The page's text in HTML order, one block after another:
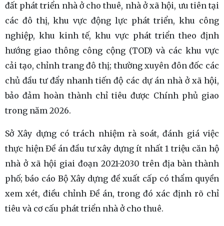
đất phát triển nhà ở cho thuê, nhà ở xã hội, ưu tiên tại
các đô thị, khu vực động lực phát triển, khu công
nghiệp, khu kinh tế, khu vực phát triển theo định
hướng giao thông công cộng (TOD) và các khu vực
cải tạo, chỉnh trang đô thị; thường xuyên đôn đốc các
chủ đầu tư đẩy nhanh tiến độ các dự án nhà ở xã hội,
bảo đảm hoàn thành chỉ tiêu được Chính phủ giao
trong năm 2026.
Sở Xây dựng có trách nhiệm rà soát, đánh giá việc
thực hiện Đề án đầu tư xây dựng ít nhất 1 triệu căn hộ
nhà ở xã hội giai đoạn 2021-2030 trên địa bàn thành
phố; báo cáo Bộ Xây dựng đề xuất cấp có thẩm quyền
xem xét, điều chỉnh Đề án, trong đó xác định rõ chỉ
tiêu và cơ cấu phát triển nhà ở cho thuê.